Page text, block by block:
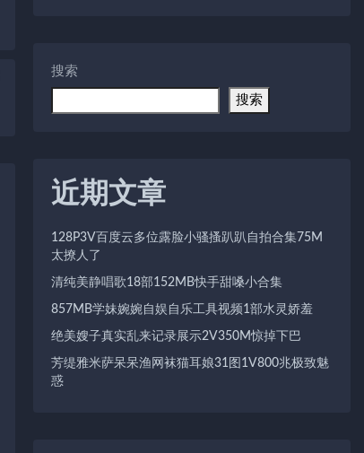
搜索
搜索
近期文章
128P3V百度云多位露脸小骚搔趴趴自拍合集75M
太撩人了
清纯美静唱歌18部152MB快手甜嗓小合集
857MB学妹婉婉自娱自乐工具视频1部水灵娇羞
绝美嫂子真实乱来记录展示2V350M惊掉下巴
芳缇雅米萨呆呆渔网袜猫耳娘31图1V800兆极致魅
惑